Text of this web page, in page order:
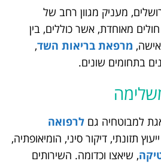
מעניק מגוון רחב של
מאוחדת, אשר כוללים, בין
מרפאת בריאות השד,
בתחומים שונים.
למבוטחיה גם לרפואה
תזונתי, דיקור סיני, הומיאופתיה,
, שיאצו וכדומה. השירותים